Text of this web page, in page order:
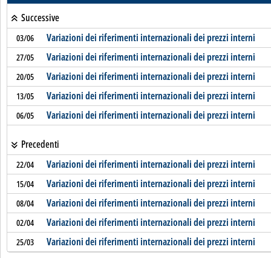
Successive
03/06 Variazioni dei riferimenti internazionali dei prezzi interni
27/05 Variazioni dei riferimenti internazionali dei prezzi interni
20/05 Variazioni dei riferimenti internazionali dei prezzi interni
13/05 Variazioni dei riferimenti internazionali dei prezzi interni
06/05 Variazioni dei riferimenti internazionali dei prezzi interni
Precedenti
22/04 Variazioni dei riferimenti internazionali dei prezzi interni
15/04 Variazioni dei riferimenti internazionali dei prezzi interni
08/04 Variazioni dei riferimenti internazionali dei prezzi interni
02/04 Variazioni dei riferimenti internazionali dei prezzi interni
25/03 Variazioni dei riferimenti internazionali dei prezzi interni